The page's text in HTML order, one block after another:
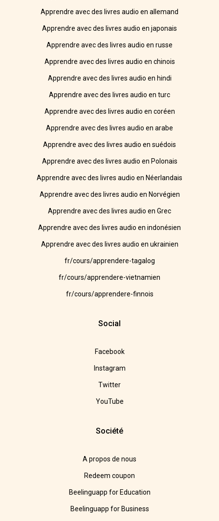
Apprendre avec des livres audio en allemand
Apprendre avec des livres audio en japonais
Apprendre avec des livres audio en russe
Apprendre avec des livres audio en chinois
Apprendre avec des livres audio en hindi
Apprendre avec des livres audio en turc
Apprendre avec des livres audio en coréen
Apprendre avec des livres audio en arabe
Apprendre avec des livres audio en suédois
Apprendre avec des livres audio en Polonais
Apprendre avec des livres audio en Néerlandais
Apprendre avec des livres audio en Norvégien
Apprendre avec des livres audio en Grec
Apprendre avec des livres audio en indonésien
Apprendre avec des livres audio en ukrainien
fr/cours/apprendere-tagalog
fr/cours/apprendere-vietnamien
fr/cours/apprendere-finnois
Social
Facebook
Instagram
Twitter
YouTube
Société
A propos de nous
Redeem coupon
Beelinguapp for Education
Beelinguapp for Business